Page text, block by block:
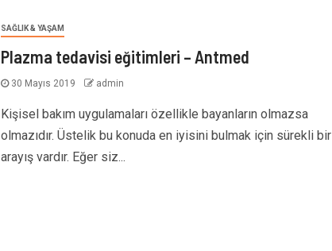
SAĞLIK & YAŞAM
Plazma tedavisi eğitimleri – Antmed
30 Mayıs 2019 admin
Kişisel bakım uygulamaları özellikle bayanların olmazsa
olmazıdır. Üstelik bu konuda en iyisini bulmak için sürekli bir
arayış vardır. Eğer siz...